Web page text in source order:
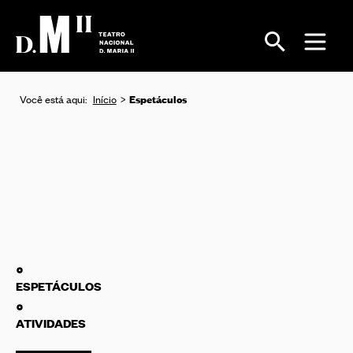
Você está aqui: Início Espetáculos
ESPETÁCULOS
ATIVIDADES